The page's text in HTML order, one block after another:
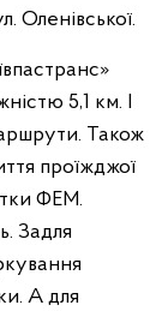
Оленівської.
5,1 км. І
Також
проїжджої
ФЕМ.
Задля
А для